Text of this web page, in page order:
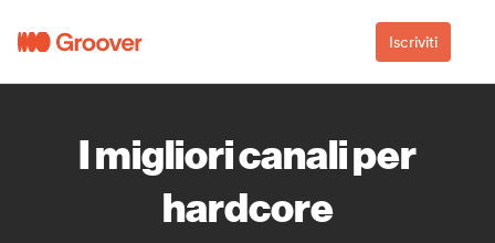
Iscriviti
I migliori canali per
hardcore